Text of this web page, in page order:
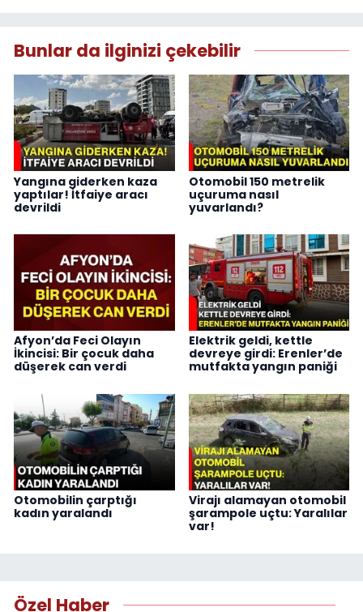
Bunlar da ilginizi çekebilir
Yangına giderken kaza
yaptılar! İtfaiye aracı
devrildi
Otomobil 150 metrelik
uçuruma nasıl
yuvarlandı?
Afyon’da Feci Olayın
İkincisi: Bir çocuk daha
düşerek can verdi
Elektrik geldi, kettle
devreye girdi: Erenler’de
mutfakta yangın paniği
Otomobilin çarptığı
kadın yaralandı
Virajı alamayan otomobil
şarampole uçtu: Yaralılar
var!
Özel Haber